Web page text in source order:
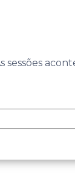
sessões